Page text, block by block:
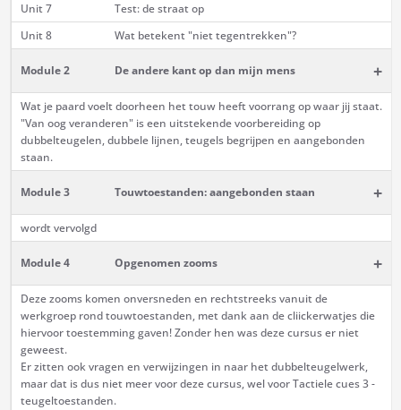
Unit 7
Test: de straat op
Unit 8
Wat betekent "niet tegentrekken"?
Module 2 De andere kant op dan mijn mens +
Wat je paard voelt doorheen het touw heeft voorrang op waar jij staat.
"Van oog veranderen" is een uitstekende voorbereiding op
dubbelteugelen, dubbele lijnen, teugels begrijpen en aangebonden
staan.
Module 3 Touwtoestanden: aangebonden staan +
wordt vervolgd
Module 4 Opgenomen zooms +
Deze zooms komen onversneden en rechtstreeks vanuit de
werkgroep rond touwtoestanden, met dank aan de cliickerwatjes die
hiervoor toestemming gaven! Zonder hen was deze cursus er niet
geweest.
Er zitten ook vragen en verwijzingen in naar het dubbelteugelwerk,
maar dat is dus niet meer voor deze cursus, wel voor Tactiele cues 3 -
teugeltoestanden.